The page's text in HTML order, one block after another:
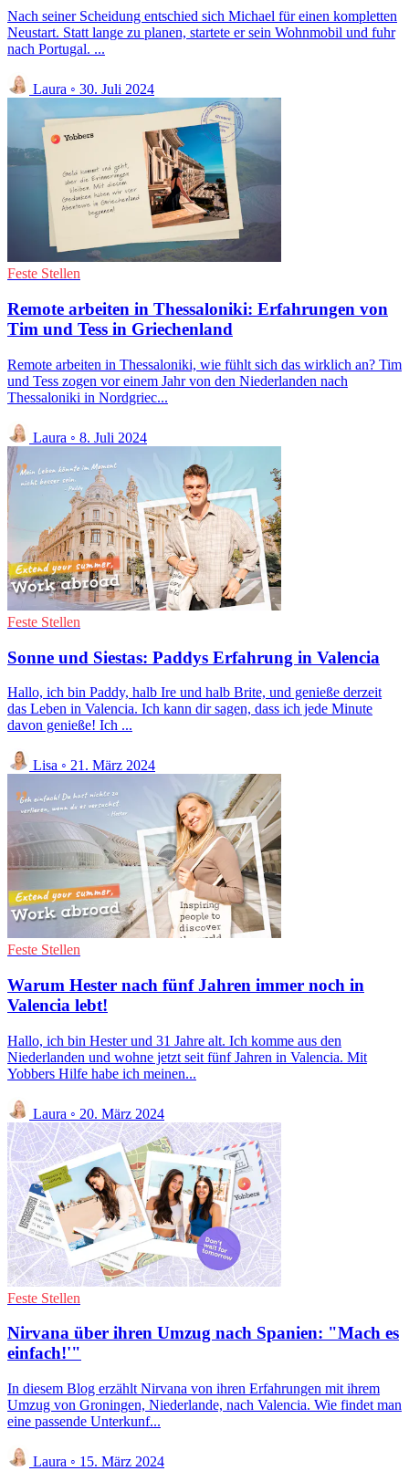
Nach seiner Scheidung entschied sich Michael für einen kompletten
Neustart. Statt lange zu planen, startete er sein Wohnmobil und fuhr
nach Portugal. ...
Laura ◦ 30. Juli 2024
Feste Stellen
Remote arbeiten in Thessaloniki: Erfahrungen von
Tim und Tess in Griechenland
Remote arbeiten in Thessaloniki, wie fühlt sich das wirklich an? Tim
und Tess zogen vor einem Jahr von den Niederlanden nach
Thessaloniki in Nordgriec...
Laura ◦ 8. Juli 2024
Feste Stellen
Sonne und Siestas: Paddys Erfahrung in Valencia
Hallo, ich bin Paddy, halb Ire und halb Brite, und genieße derzeit
das Leben in Valencia. Ich kann dir sagen, dass ich jede Minute
davon genieße! Ich ...
Lisa ◦ 21. März 2024
Feste Stellen
Warum Hester nach fünf Jahren immer noch in
Valencia lebt!
Hallo, ich bin Hester und 31 Jahre alt. Ich komme aus den
Niederlanden und wohne jetzt seit fünf Jahren in Valencia. Mit
Yobbers Hilfe habe ich meinen...
Laura ◦ 20. März 2024
Feste Stellen
Nirvana über ihren Umzug nach Spanien: "Mach es
einfach!'"
In diesem Blog erzählt Nirvana von ihren Erfahrungen mit ihrem
Umzug von Groningen, Niederlande, nach Valencia. Wie findet man
eine passende Unterkunf...
Laura ◦ 15. März 2024